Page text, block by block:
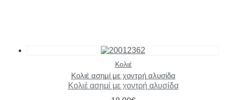
Κολιέ
Κολιέ ασημί με χοντρή αλυσίδα
Κολιέ ασημί με χοντρή αλυσίδα